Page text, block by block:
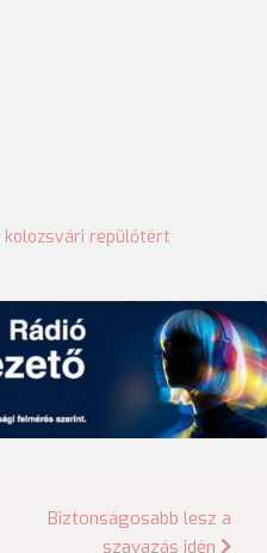
kolozsvári repülőtért
Biztonságosabb lesz a
szavazás idén